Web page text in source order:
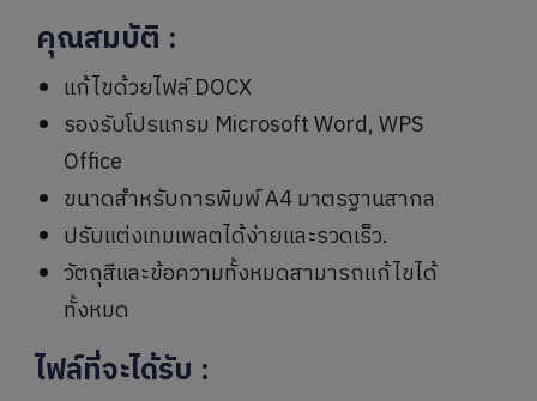
คุณสมบัติ :
แก้ไขด้วยไฟล์ DOCX
รองรับโปรแกรม Microsoft Word, WPS
Office
ขนาดสำหรับการพิมพ์ A4 มาตรฐานสากล
ปรับแต่งเทมเพลตได้ง่ายและรวดเร็ว.
วัตถุสีและข้อความทั้งหมดสามารถแก้ไขได้
ทั้งหมด
ไฟล์ที่จะได้รับ :